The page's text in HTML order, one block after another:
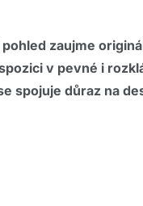
zaujme
v pevné i
spojuje důraz na